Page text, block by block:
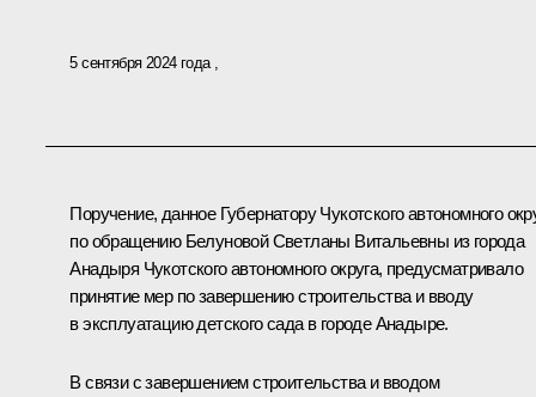
5 сентября 2024 года
Поручение, данное Губернатору Чукотского автономного
по обращению Белуновой Светланы Витальевны из города
Анадыря Чукотского автономного округа, предусматривало
принятие мер по завершению строительства и вводу
в эксплуатацию детского сада в городе Анадыре.
В связи с завершением строительства и вводом